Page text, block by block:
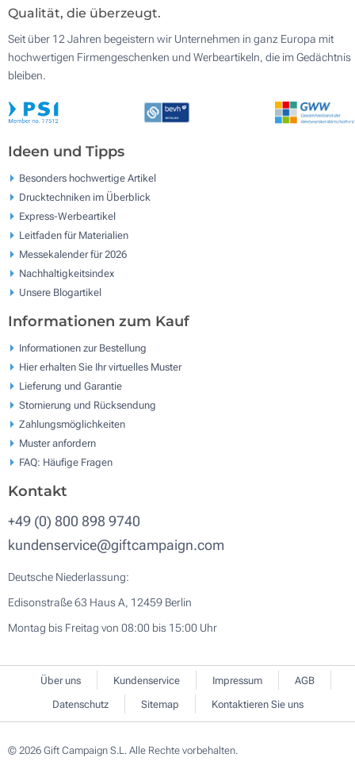
Qualität, die überzeugt.
Seit über 12 Jahren begeistern wir Unternehmen in ganz Europa mit
hochwertigen Firmengeschenken und Werbeartikeln, die im Gedächtnis
bleiben.
Ideen und Tipps
Besonders hochwertige Artikel
Drucktechniken im Überblick
Express-Werbeartikel
Leitfaden für Materialien
Messekalender für 2026
Nachhaltigkeitsindex
Unsere Blogartikel
Informationen zum Kauf
Informationen zur Bestellung
Hier erhalten Sie Ihr virtuelles Muster
Lieferung und Garantie
Stornierung und Rücksendung
Zahlungsmöglichkeiten
Muster anfordern
FAQ: Häufige Fragen
Kontakt
+49 (0) 800 898 9740
kundenservice@giftcampaign.com
Deutsche Niederlassung:
Edisonstraße 63 Haus A, 12459 Berlin
Montag bis Freitag von 08:00 bis 15:00 Uhr
Über uns Kundenservice Impressum
AGB
Datenschutz
Sitemap Kontaktieren Sie uns
© 2026 Gift Campaign S.L. Alle Rechte vorbehalten.